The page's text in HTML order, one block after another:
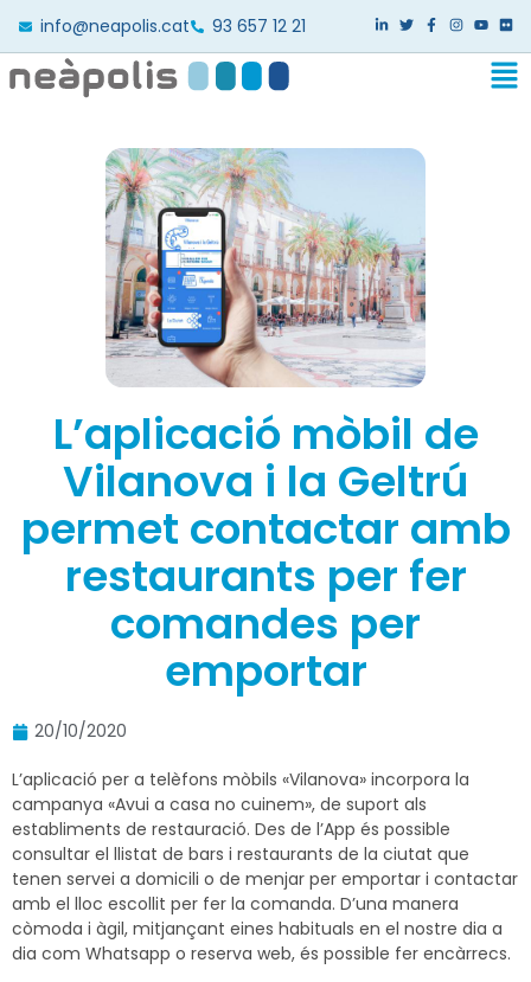
info@neapolis.cat 93 657 12 21
L’aplicació mòbil de
Vilanova i la Geltrú
permet contactar amb
restaurants per fer
comandes per
emportar
20/10/2020
L’aplicació per a telèfons mòbils «Vilanova» incorpora la
campanya «Avui a casa no cuinem», de suport als
establiments de restauració. Des de l’App és possible
consultar el llistat de bars i restaurants de la ciutat que
tenen servei a domicili o de menjar per emportar i contactar
amb el lloc escollit per fer la comanda. D’una manera
còmoda i àgil, mitjançant eines habituals en el nostre dia a
dia com Whatsapp o reserva web, és possible fer encàrrecs.